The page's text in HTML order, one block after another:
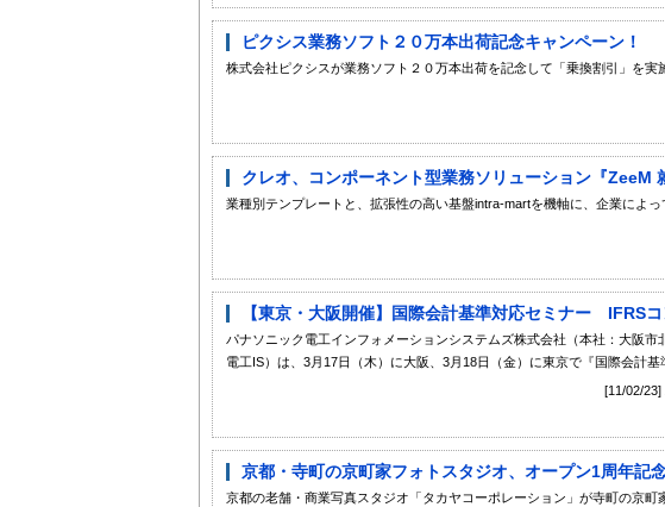
ピクシス業務ソフト２０万本出荷記念キャンペーン！
株式会社ピクシスが業務ソフト２０万本出荷を記念して「乗換割引」を実
クレオ、コンポーネント型業務ソリューション『ZeeM
業種別テンプレートと、拡張性の高い基盤intra-martを機軸に、企業によ
【東京・大阪開催】国際会計基準対応セミナー IFRS
パナソニック電工インフォメーションシステムズ株式会社（本社：大
電工IS）は、3月17日（木）に大阪、3月18日（金）に東京で『国際会計基
[11/02/
京都・寺町の京町家フォトスタジオ、オープン1周年記
京都の老舗・商業写真スタジオ「タカヤコーポレーション」が寺町の京